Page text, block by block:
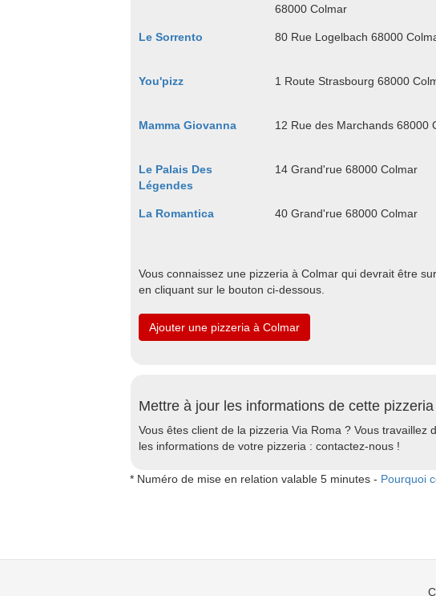
68000 Colmar
Le Sorrento
80 Rue Logelbach 68000
You'pizz
1 Route Strasbourg 68000
Mamma Giovanna
12 Rue des Marchands 68000
Le Palais Des
Légendes
14 Grand'rue 68000 Colmar
La Romantica
40 Grand'rue 68000 Colmar
Vous connaissez une pizzeria à Colmar qui devrait être
en cliquant sur le bouton ci-dessous.
Ajouter une pizzeria à Colmar
Mettre à jour les informations de cette pizzeria
Vous êtes client de la pizzeria Via Roma ? Vous travaillez
les informations de votre pizzeria : contactez-nous !
* Numéro de mise en relation valable 5 minutes - Pourquoi